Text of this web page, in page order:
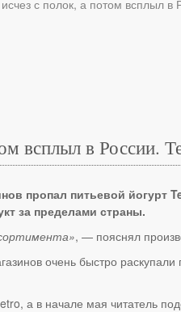
с полок, а потом всплыл в
всплыл в России.
пропал питьевой йогурт
за пределами страны.
, — пояснял
очень быстро раскупали
а в начале мая читатель